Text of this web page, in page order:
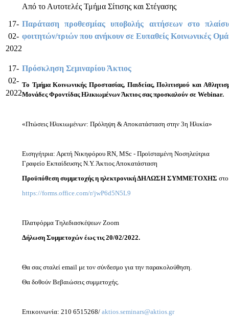
Από το Αυτοτελές Τμήμα Σίτισης και Στέγασης
17-
02-
2022
Παράταση προθεσμίας υποβολής αιτήσεων στο
φοιτητών/τριών που ανήκουν σε Ευπαθείς Κοινωνικές
17-
02-
2022
Πρόσκληση Σεμιναρίου Άκτιος
Το ΤμήμαΚοινωνικής Προστασίας, Παιδείας,Πολιτισμού και Αθλητι
Μονάδες Φροντίδας ΗλικιωμένωνΆκτιος σας προσκαλούν σε Webinar.
«Πτώσεις Ηλικιωμένων: Πρόληψη & Αποκατάσταση στην 3η Ηλικία»
Εισηγήτρια: Αρετή Νικηφόρου RN, MSc - Προϊσταμένη Νοσηλεύτρια
Γραφείο Εκπαίδευσης Ν.Υ. Άκτιος Αποκατάσταση
Προϋπόθεση συμμετοχής η ηλεκτρονικήΔΗΛΩΣΗ ΣΥΜΜΕΤΟΧΗΣ
https://forms.office.com/r/jwP6d5N5L9
Πλατφόρμα Τηλεδιασκέψεων Zoom
Δήλωση Συμμετοχών έως τις 20/02/2022.
Θα σας σταλεί email με τον σύνδεσμο για την παρακολούθηση.
Θα δοθούν Βεβαιώσεις συμμετοχής.
Επικοινωνία: 210 6515268/ aktios.seminars@aktios.gr